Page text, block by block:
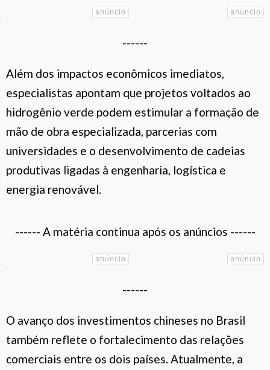
------
Além dos impactos econômicos imediatos,
especialistas apontam que projetos voltados ao
hidrogênio verde podem estimular a formação de
mão de obra especializada, parcerias com
universidades e o desenvolvimento de cadeias
produtivas ligadas à engenharia, logística e
energia renovável.
------ A matéria continua após os anúncios ------
------
O avanço dos investimentos chineses no Brasil
também reflete o fortalecimento das relações
comerciais entre os dois países. Atualmente, a